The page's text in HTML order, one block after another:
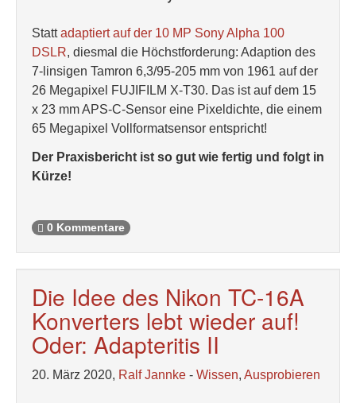
Stattadaptiert auf der 10 MP Sony Alpha 100
DSLR, diesmal die Höchstforderung: Adaption des
7-linsigen Tamron 6,3/95-205 mm von 1961 auf der
26 Megapixel FUJIFILM X-T30. Das ist auf dem 15
x 23 mm APS-C-Sensor eine Pixeldichte, die einem
65 Megapixel Vollformatsensor entspricht!
Der Praxisbericht ist so gut wie fertig und folgt in
Kürze!
0 Kommentare
Die Idee des Nikon TC-16A
Konverters lebt wieder auf!
Oder: Adapteritis II
20. März 2020, Ralf Jannke - Wissen, Ausprobieren